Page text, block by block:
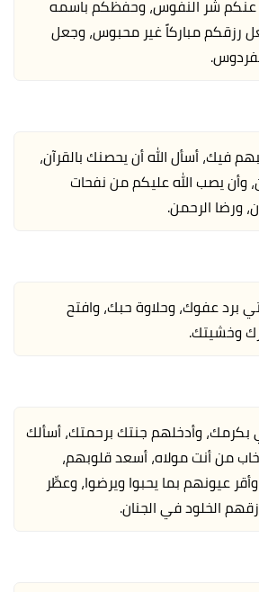
عنكم شر النفوس، وحفظكم باسمه
رزقكم مباركاً غير محبوس، وجعل
فيك، أسأل الله أن يحصنك بالقرآن،
وأن يصب الله عليكم من نفحات
ورضا الرحمن.
برد عفوك، وحلاوة حبك، وافتح
وخشيتك.
بكرمك، وأدخلهم جنتك برحمتك، أسألك
خاب من أنت مولاه، أسعد قلوبهم،
عيونهم بما يحبوا ويرضوا، وعطِّر
الخلود في الجنان.